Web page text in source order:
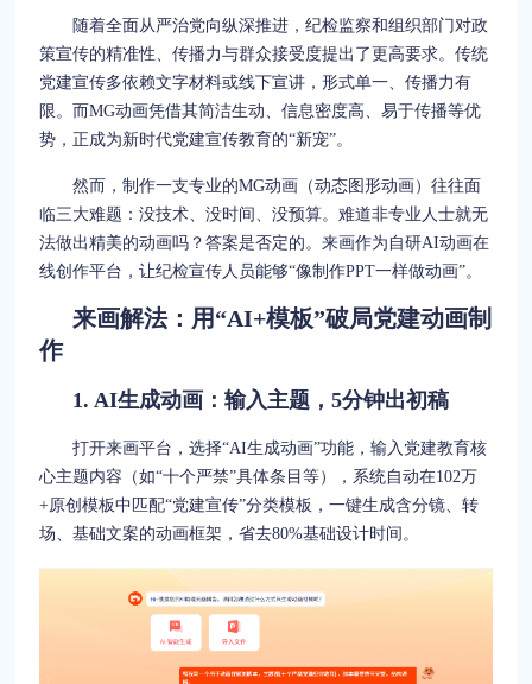
随着全面从严治党向纵深推进，纪检监察和组织部门对政
策宣传的精准性、传播力与群众接受度提出了更高要求。传统
党建宣传多依赖文字材料或线下宣讲，形式单一、传播力有
限。而MG动画凭借其简洁生动、信息密度高、易于传播等优
势，正成为新时代党建宣传教育的“新宠”。
然而，制作一支专业的MG动画（动态图形动画）往往面
临三大难题：没技术、没时间、没预算。难道非专业人士就无
法做出精美的动画吗？答案是否定的。来画作为自研AI动画在
线创作平台，让纪检宣传人员能够“像制作PPT一样做动画”。
来画解法：用“AI+模板”破局党建动画制
作
1. AI生成动画：输入主题，5分钟出初稿
打开来画平台，选择“AI生成动画”功能，输入党建教育核
心主题内容（如“十个严禁”具体条目等），系统自动在102万
+原创模板中匹配“党建宣传”分类模板，一键生成含分镜、转
场、基础文案的动画框架，省去80%基础设计时间。